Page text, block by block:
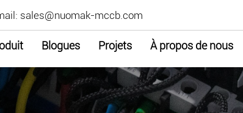
sales@nuomak-mccb.com
Blogues Projets À propos de nous